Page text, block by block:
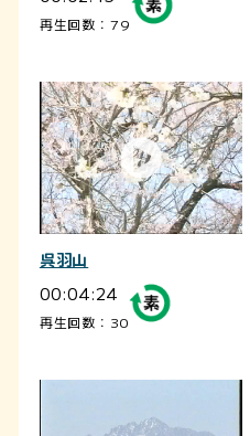
再生回数：79
呉羽山
00:04:24
再生回数：30